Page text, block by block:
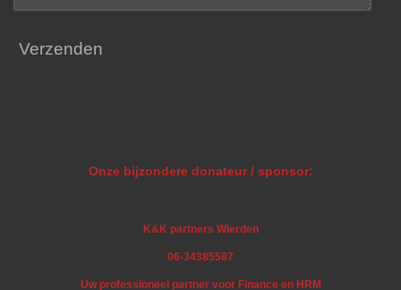
Verzenden
Onze bijzondere donateur / sponsor:
K&K partners Wierden
06-34385587
Uw professioneel partner voor Finance en HRM